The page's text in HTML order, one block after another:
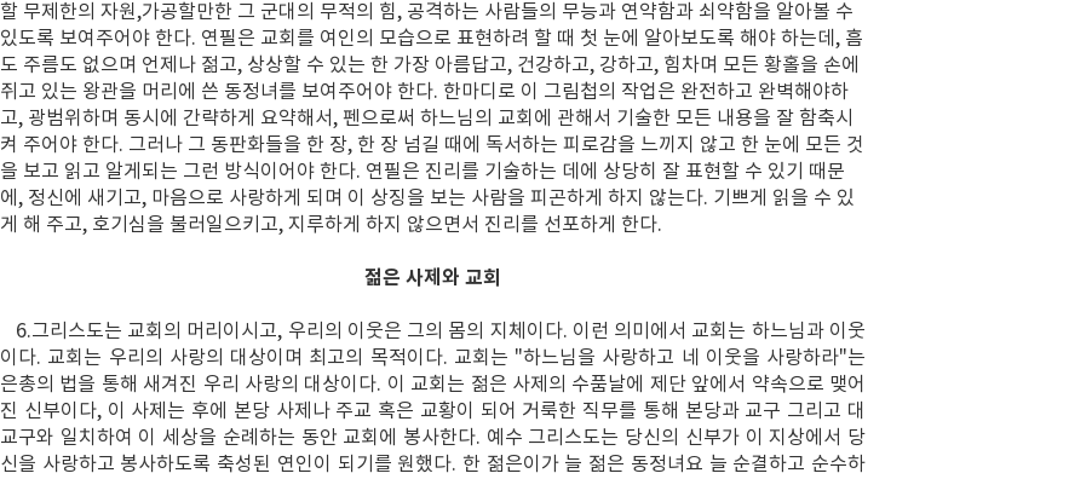
할 무제한의 자원,가공할만한 그 군대의 무적의 힘, 공격하는 사람들의 무능과 연약함과 쇠약함을 알아볼 수
있도록 보여주어야 한다. 연필은 교회를 여인의 모습으로 표현하려 할 때 첫 눈에 알아보도록 해야 하는데, 흠
도 주름도 없으며 언제나 젊고, 상상할 수 있는 한 가장 아름답고, 건강하고, 강하고, 힘차며 모든 황홀을 손에
쥐고 있는 왕관을 머리에 쓴 동정녀를 보여주어야 한다. 한마디로 이 그림첩의 작업은 완전하고 완벽해야하
고, 광범위하며 동시에 간략하게 요약해서, 펜으로써 하느님의 교회에 관해서 기술한 모든 내용을 잘 함축시
켜 주어야 한다. 그러나 그 동판화들을 한 장, 한 장 넘길 때에 독서하는 피로감을 느끼지 않고 한 눈에 모든 것
을 보고 읽고 알게되는 그런 방식이어야 한다. 연필은 진리를 기술하는 데에 상당히 잘 표현할 수 있기 때문
에, 정신에 새기고, 마음으로 사랑하게 되며 이 상징을 보는 사람을 피곤하게 하지 않는다. 기쁘게 읽을 수 있
게 해 주고, 호기심을 불러일으키고, 지루하게 하지 않으면서 진리를 선포하게 한다.
젊은 사제와 교회
6.그리스도는 교회의 머리이시고, 우리의 이웃은 그의 몸의 지체이다. 이런 의미에서 교회는 하느님과 이웃
이다. 교회는 우리의 사랑의 대상이며 최고의 목적이다. 교회는 "하느님을 사랑하고 네 이웃을 사랑하라"는
은총의 법을 통해 새겨진 우리 사랑의 대상이다. 이 교회는 젊은 사제의 수품날에 제단 앞에서 약속으로 맺어
진 신부이다, 이 사제는 후에 본당 사제나 주교 혹은 교황이 되어 거룩한 직무를 통해 본당과 교구 그리고 대
교구와 일치하여 이 세상을 순례하는 동안 교회에 봉사한다. 예수 그리스도는 당신의 신부가 이 지상에서 당
신을 사랑하고 봉사하도록 축성된 연인이 되기를 원했다. 한 젊은이가 늘 젊은 동정녀요 늘 순결하고 순수하